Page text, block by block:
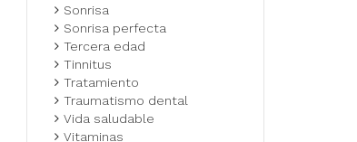
Sonrisa
Sonrisa perfecta
Tercera edad
Tinnitus
Tratamiento
Traumatismo dental
Vida saludable
Vitaminas